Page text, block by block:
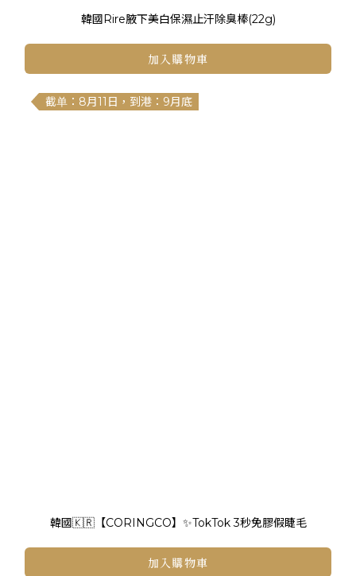
韓國Rire腋下美白保濕止汗除臭棒(22g)
加入購物車
截单：8月11日，到港：9月底
韓國🇰🇷【CORINGCO】✨TokTok 3秒免膠假睫毛
加入購物車